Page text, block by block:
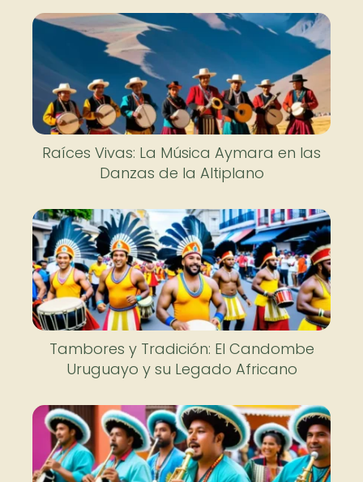
Raíces Vivas: La Música Aymara en las
Danzas de la Altiplano
Tambores y Tradición: El Candombe
Uruguayo y su Legado Africano